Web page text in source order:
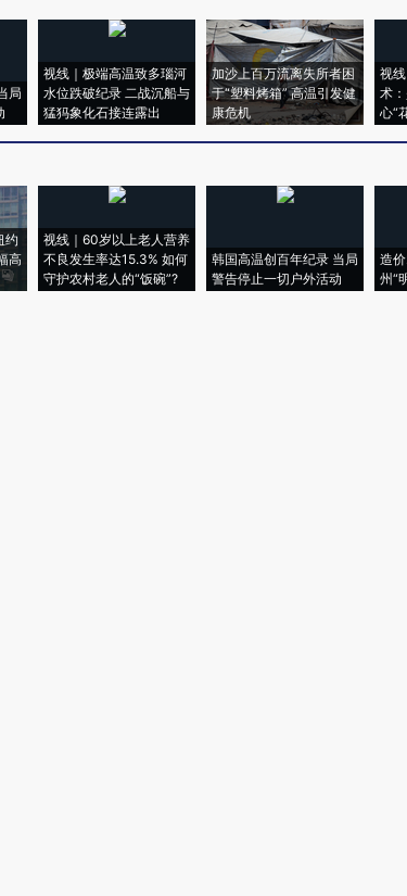
局
视线｜极端高温致多瑙河
水位跌破纪录 二战沉船与
猛犸象化石接连露出
加沙上百万流离失所者困
于“塑料烤箱” 高温引发健
康危机
视
术
心“
约
高
视线｜60岁以上老人营养
不良发生率达15.3% 如何
守护农村老人的“饭碗”?
韩国高温创百年纪录 当局
警告停止一切户外活动
造
州“